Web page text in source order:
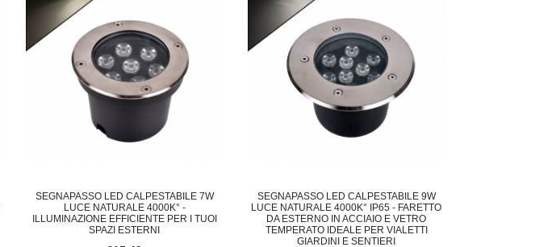
SEGNAPASSO LED CALPESTABILE 7W
LUCE NATURALE 4000K° -
ILLUMINAZIONE EFFICIENTE PER I TUOI
SPAZI ESTERNI
SEGNAPASSO LED CALPESTABILE 9W
LUCE NATURALE 4000K° IP65 - FARETTO
DA ESTERNO IN ACCIAIO E VETRO
TEMPERATO IDEALE PER VIALETTI
GIARDINI E SENTIERI